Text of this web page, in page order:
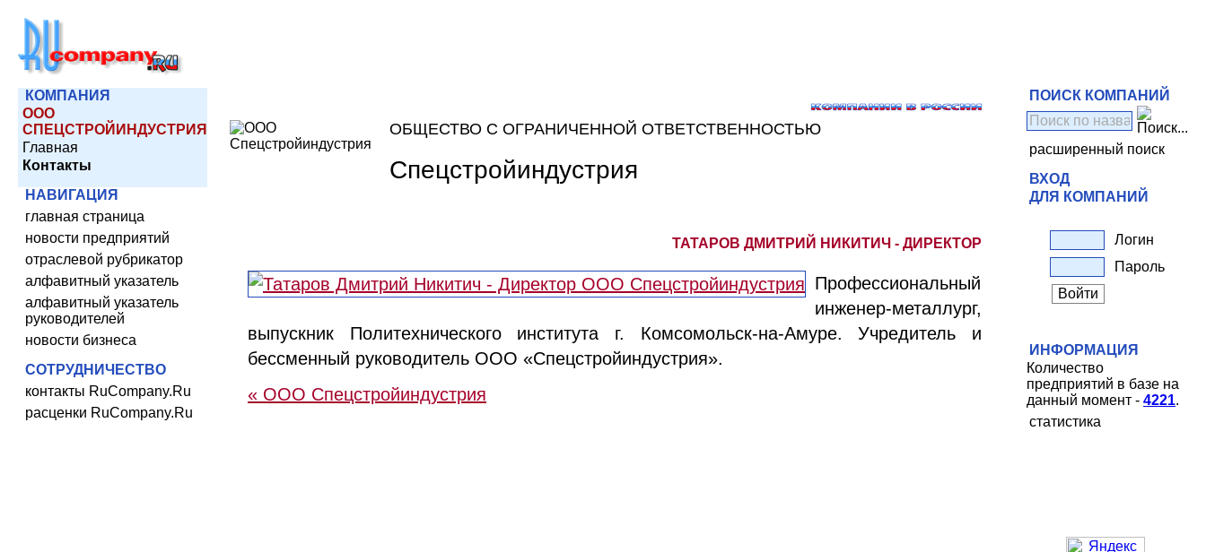
КОМПАНИЯ
ООО
СПЕЦСТРОЙИНДУСТРИЯ
Главная
Контакты
НАВИГАЦИЯ
главная страница
новости предприятий
отраслевой рубрикатор
алфавитный указатель
алфавитный указатель
руководителей
новости бизнеса
СОТРУДНИЧЕСТВО
контакты RuCompany.Ru
расценки RuCompany.Ru
ОБЩЕСТВО С ОГРАНИЧЕННОЙ ОТВЕТСТВЕННОСТЬЮ
Спецстройиндустрия
ТАТАРОВ ДМИТРИЙ НИКИТИЧ - ДИРЕКТОР
Профессиональный
инженер-металлург,
выпускник Политехнического института г. Комсомольск-на-Амуре. Учредитель и
бессменный руководитель ООО «Спецстройиндустрия».
« ООО Спецстройиндустрия
ПОИСК КОМПАНИЙ
расширенный поиск
ВХОД
ДЛЯ КОМПАНИЙ
Логин
Пароль
ИНФОРМАЦИЯ
Количество
предприятий в базе на
данный момент - 4221.
статистика